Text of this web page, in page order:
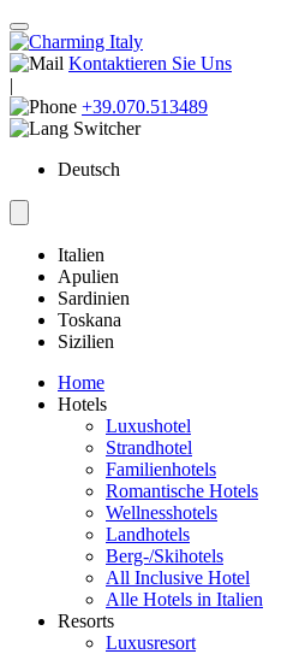
Kontaktieren Sie Uns
|
+39.070.513489
Deutsch
Italien
Apulien
Sardinien
Toskana
Sizilien
Home
Hotels
Luxushotel
Strandhotel
Familienhotels
Romantische Hotels
Wellnesshotels
Landhotels
Berg-/Skihotels
All Inclusive Hotel
Alle Hotels in Italien
Resorts
Luxusresort